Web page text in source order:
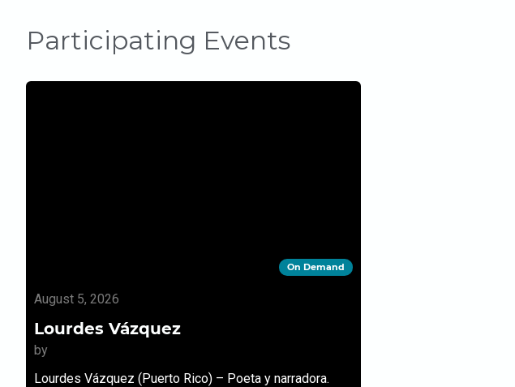
Participating Events
On Demand
August 5, 2026
Lourdes Vázquez
by
Lourdes Vázquez (Puerto Rico) – Poeta y narradora.